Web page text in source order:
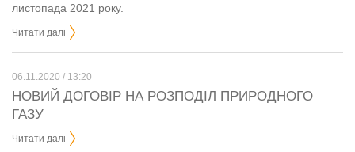
листопада 2021 року.
Читати далі
06.11.2020 / 13:20
НОВИЙ ДОГОВІР НА РОЗПОДІЛ ПРИРОДНОГО
ГАЗУ
Читати далі